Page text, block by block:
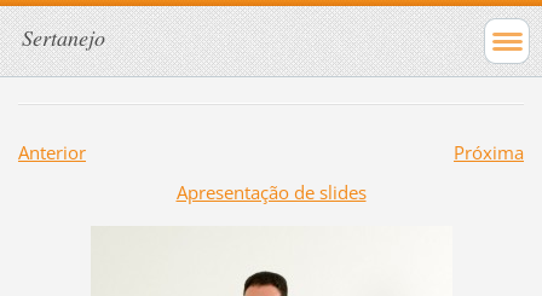
Sertanejo
Anterior
Próxima
Apresentação de slides